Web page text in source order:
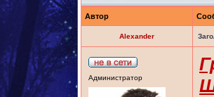
Автор
Alexander
Администратор